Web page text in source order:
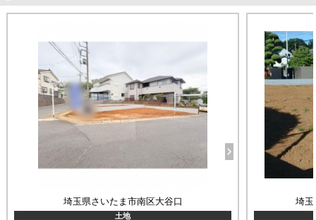
埼玉県さいたま市南区大谷口
土地
埼玉